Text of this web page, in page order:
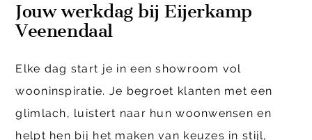
Jouw werkdag bij Eijerkamp
Veenendaal
Elke dag start je in een showroom vol
wooninspiratie. Je begroet klanten met een
glimlach, luistert naar hun woonwensen en
helpt hen bij het maken van keuzes in stijl,